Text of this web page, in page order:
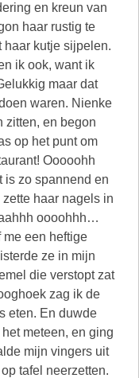
en kreun van
haar rustig te
haar kutje sijpelen.
ik ook, want ik
maar dat
waren. Nienke
zitten, en begon
op het punt om
Ooooohh
is zo spannend en
haar nagels in
oooohhh…
me een heftige
ze in mijn
die verstopt zat
zag ik de
eten. En duwde
meteen, en ging
mijn vingers uit
tafel neerzetten.